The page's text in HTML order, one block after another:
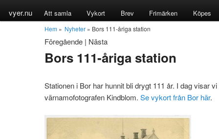
vyer.nu Att samla Vykort Brev Frimärken Köpes
Hem » Nyheter » Bors 111-åriga station
Föregående | Nästa
Bors 111-åriga station
Stationen i Bor har hunnit bli drygt 111 år. I dag visar
värnamofotografen Kindblom. Se vykort från Bor här.